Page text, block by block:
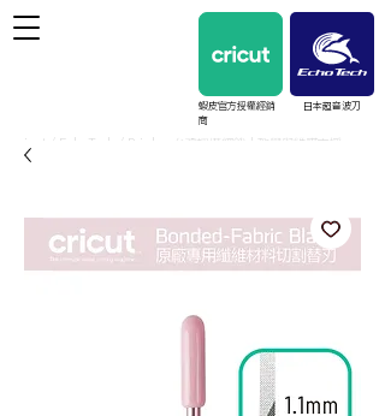
cricut / EchoTech / Prinker 台灣授權經銷｜教學與維護支援
蝦皮官方授權經銷
商
日本超音波刀